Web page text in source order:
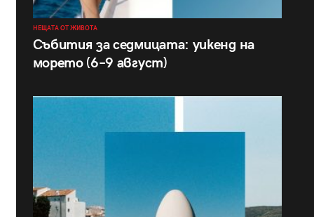
НЕЩАТА ОТ ЖИВОТА
Събития за седмицата: уикенд на
морето (6–9 август)